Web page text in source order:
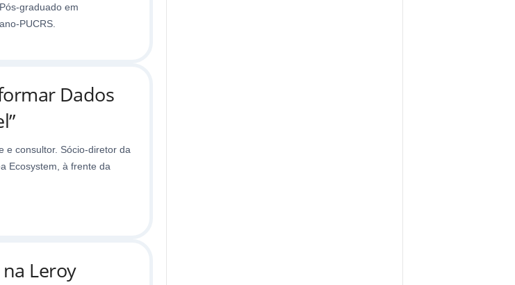
graduado em
PUCRS.
Dados
e consultor. Sócio-diretor da
Ecosystem, à frente da
Leroy